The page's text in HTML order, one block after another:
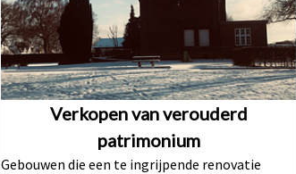
Verkopen van verouderd
patrimonium
Gebouwen die een te ingrijpende renovatie